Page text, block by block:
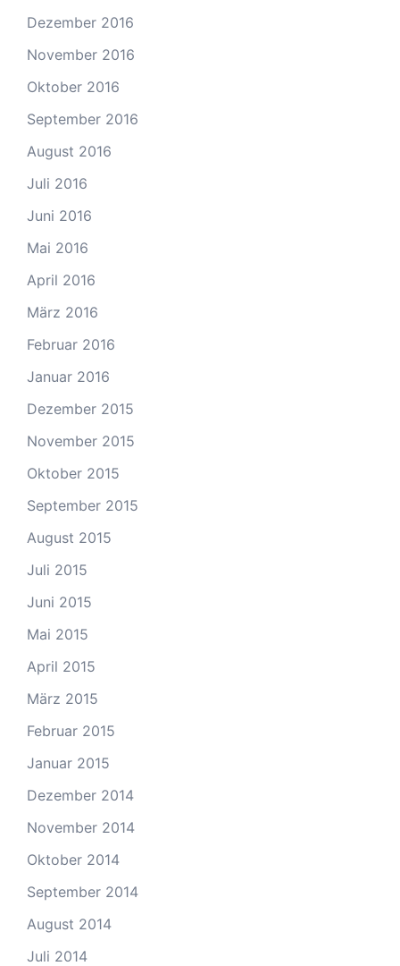
Dezember 2016
November 2016
Oktober 2016
September 2016
August 2016
Juli 2016
Juni 2016
Mai 2016
April 2016
März 2016
Februar 2016
Januar 2016
Dezember 2015
November 2015
Oktober 2015
September 2015
August 2015
Juli 2015
Juni 2015
Mai 2015
April 2015
März 2015
Februar 2015
Januar 2015
Dezember 2014
November 2014
Oktober 2014
September 2014
August 2014
Juli 2014